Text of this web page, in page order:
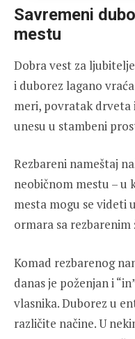
Savremeni
mestu
Dobra vest za
i duborez lagano
meri, povratak drveta
unesu u stambeni
Rezbareni nameštaj
neobičnom mestu – u
mesta mogu se videti
ormara sa
Komad rezbarenog
danas je poženjan i
vlasnika. Duborez u
različite načine. U